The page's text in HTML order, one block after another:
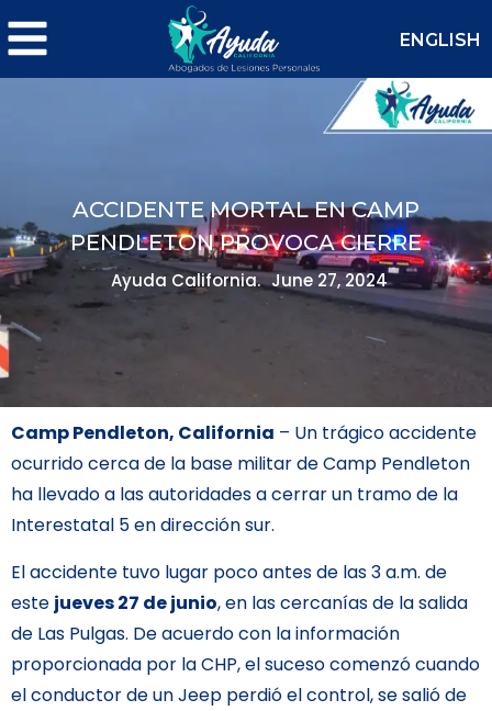
ENGLISH
ACCIDENTE MORTAL EN CAMP
PENDLETON PROVOCA CIERRE
Ayuda California. June 27, 2024
Camp Pendleton, California – Un trágico accidente
ocurrido cerca de la base militar de Camp Pendleton
ha llevado a las autoridades a cerrar un tramo de la
Interestatal 5 en dirección sur.
El accidente tuvo lugar poco antes de las 3 a.m. de
este jueves 27 de junio, en las cercanías de la salida
de Las Pulgas. De acuerdo con la información
proporcionada por la CHP, el suceso comenzó cuando
el conductor de un Jeep perdió el control, se salió de